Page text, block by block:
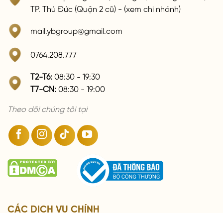
TP. Thủ Đức (Quận 2 cũ) - (xem chi nhánh)
mail.ybgroup@gmail.com
0764.208.777
T2-T6: 08:30 - 19:30
T7-CN: 08:30 - 19:00
Theo dõi chúng tôi tại
CÁC DỊCH VỤ CHÍNH